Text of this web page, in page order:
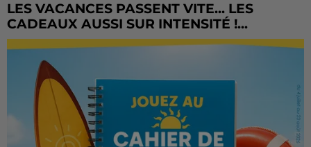
LES VACANCES PASSENT VITE... LES
CADEAUX AUSSI SUR INTENSITÉ !...